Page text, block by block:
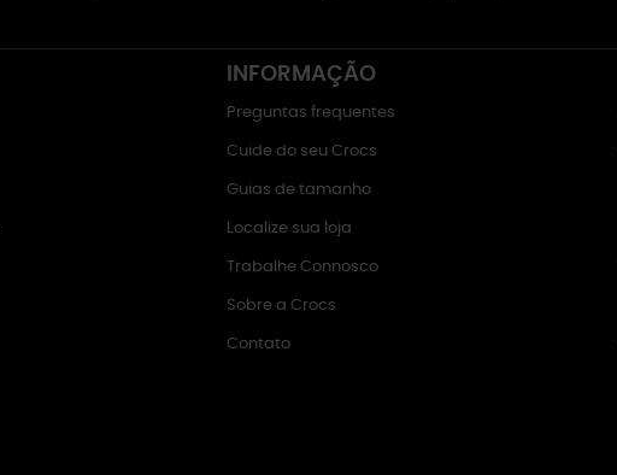
INFORMAÇÃO
Preguntas frequentes
Cuide do seu Crocs
Guias de tamanho
Localize sua loja
Trabalhe Connosco
Sobre a Crocs
Contato